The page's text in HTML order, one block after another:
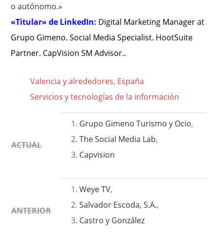
o autónomo.»
«Titular» de LinkedIn: Digital Marketing Manager at
Grupo Gimeno. Social Media Specialist. HootSuite
Partner. CapVision SM Advisor..
Valencia y alrededores, España
Servicios y tecnologías de la información
ACTUAL
Grupo Gimeno Turismo y Ocio,
The Social Media Lab,
Capvision
ANTERIOR
Weye TV,
Salvador Escoda, S.A.,
Castro y González